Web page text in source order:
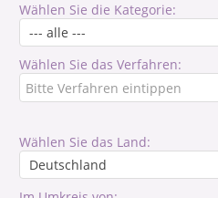
Wählen Sie die Kategorie:
Wählen Sie das Verfahren:
Wählen Sie das Land: